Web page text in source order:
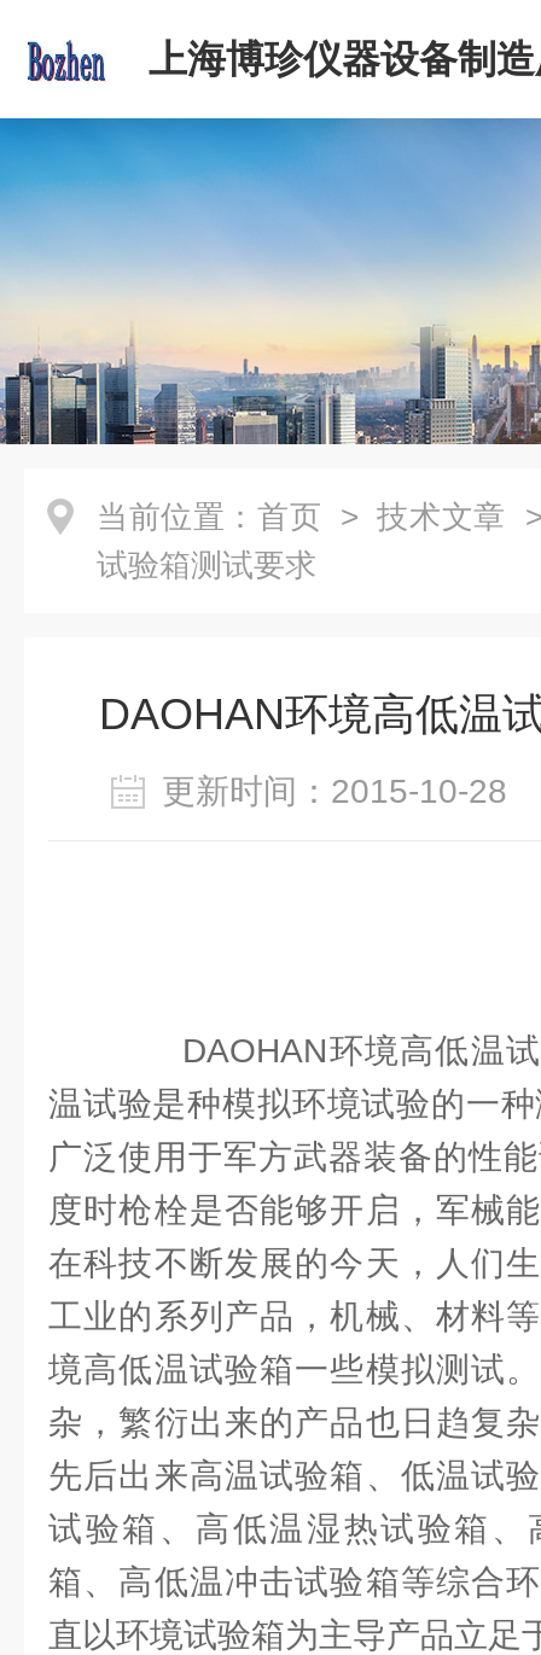
上海博珍仪器设备制
当前位置： 首页 > 技术文章
试验箱测试要求
DAOHAN环境高低温
更新时间：2015-10-
DAOHAN环境高低温试
温试验是种模拟环境试验的一
广泛使用于军方武器装备的性
度时枪栓是否能够开启，军械
在科技不断发展的今天，人们
工业的系列产品，机械、材料
境高低温试验箱一些模拟测试
杂，繁衍出来的产品也日趋复
先后出来高温试验箱、低温试
试验箱、高低温湿热试验箱、
箱、高低温冲击试验箱等综合
直以环境试验箱为主导产品立足